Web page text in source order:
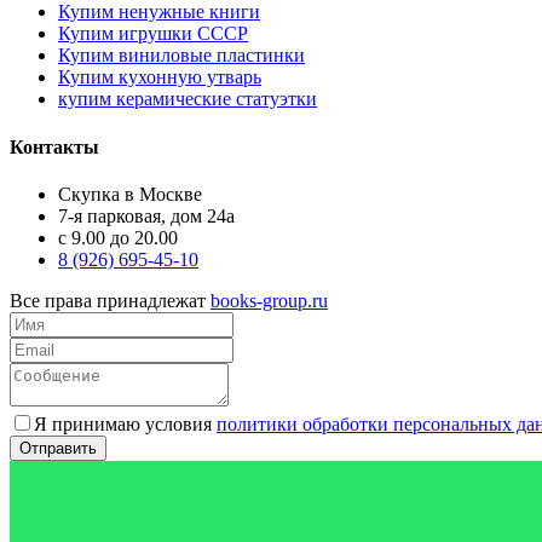
Купим ненужные книги
Купим игрушки СССР
Купим виниловые пластинки
Купим кухонную утварь
купим керамические статуэтки
Контакты
Скупка в Москве
7-я парковая, дом 24а
с 9.00 до 20.00
8 (926) 695-45-10
Все права принадлежат books-group.ru
Я принимаю условия политики обработки персональных